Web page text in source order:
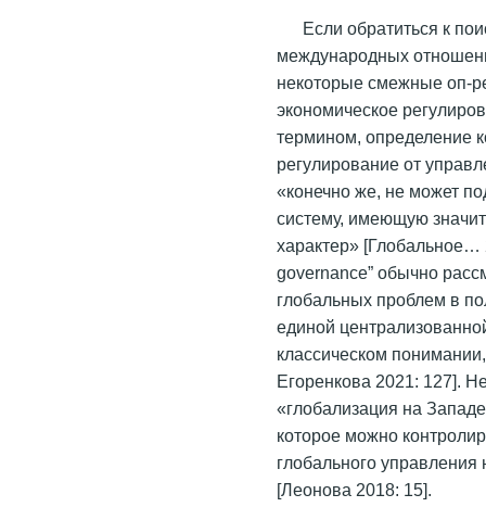
Если обратиться к
международных
некоторые смежные оп-
экономическое
термином, определение
регулирование от
«конечно же, не может
систему, имеющую
характер»
governance” обычно
глобальных проблем в
единой
классическом
Егоренкова 2021: 127].
«глобализация на
которое можно
глобального
[Леонова 2018: 15].